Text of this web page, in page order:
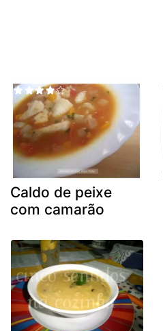
Caldo de peixe
com camarão